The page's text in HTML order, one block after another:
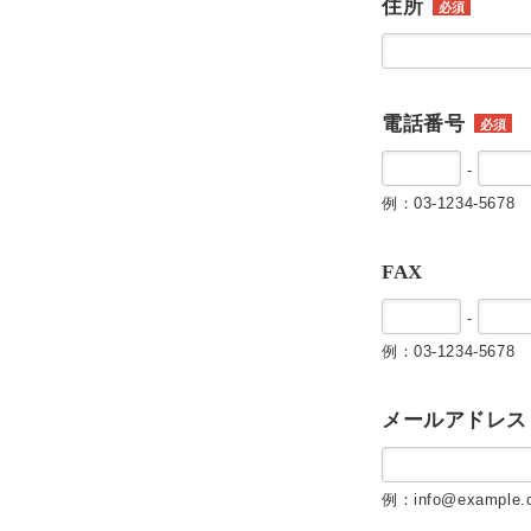
住所 必須
電話番号 必須
-
例：03-1234-5678
FAX
-
例：03-1234-5678
メールアドレス
例：